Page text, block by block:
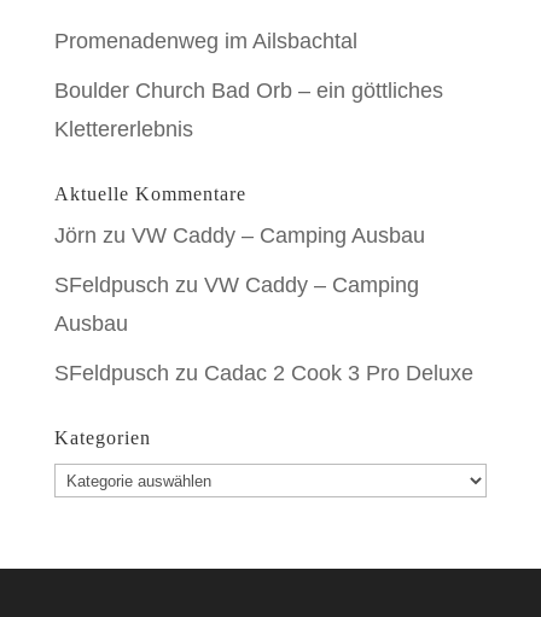
Promenadenweg im Ailsbachtal
Boulder Church Bad Orb – ein göttliches
Klettererlebnis
Aktuelle Kommentare
Jörn zu VW Caddy – Camping Ausbau
SFeldpusch zu VW Caddy – Camping
Ausbau
SFeldpusch zu Cadac 2 Cook 3 Pro Deluxe
Kategorien
Kategorien